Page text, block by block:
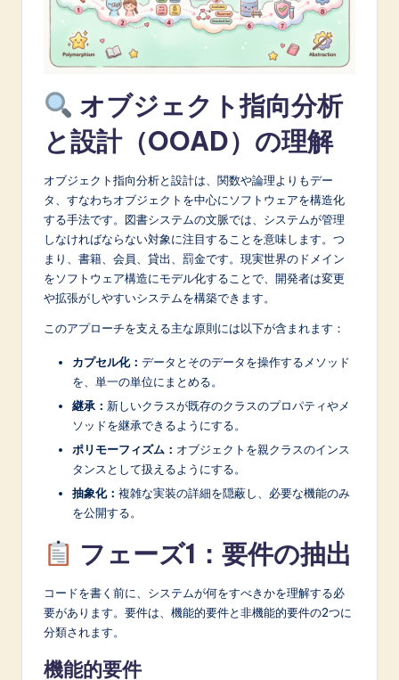
A
&
o
オブジェクト指向分析
と設計（OOAD）の理解
オブジェクト指向分析と設計は、関数や論理よりもデー
タ、すなわちオブジェクトを中心にソフトウェアを構造化
する手法です。図書システムの文脈では、システムが管理
しなければならない対象に注目することを意味します。つ
まり、書籍、会員、貸出、罰金です。現実世界のドメイン
をソフトウェア構造にモデル化することで、開発者は変更
や拡張がしやすいシステムを構築できます。
このアプローチを支える主な原則には以下が含まれます：
カプセル化： データとそのデータを操作するメソッド
を、単一の単位にまとめる。
継承： 新しいクラスが既存のクラスのプロパティやメ
ソッドを継承できるようにする。
ポリモーフィズム： オブジェクトを親クラスのインス
タンスとして扱えるようにする。
抽象化： 複雑な実装の詳細を隠蔽し、必要な機能のみ
を公開する。
フェーズ1：要件の抽出
コードを書く前に、システムが何をすべきかを理解する必
要があります。要件は、機能的要件と非機能的要件の2つに
分類されます。
機能的要件